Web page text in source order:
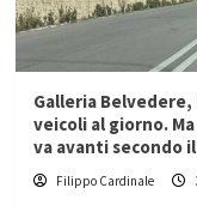
Galleria Belvedere,
veicoli al giorno.
va avanti secondo
Filippo Cardinale